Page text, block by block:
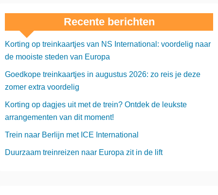
Recente berichten
Korting op treinkaartjes van NS International: voordelig naar
de mooiste steden van Europa
Goedkope treinkaartjes in augustus 2026: zo reis je deze
zomer extra voordelig
Korting op dagjes uit met de trein? Ontdek de leukste
arrangementen van dit moment!
Trein naar Berlijn met ICE International
Duurzaam treinreizen naar Europa zit in de lift